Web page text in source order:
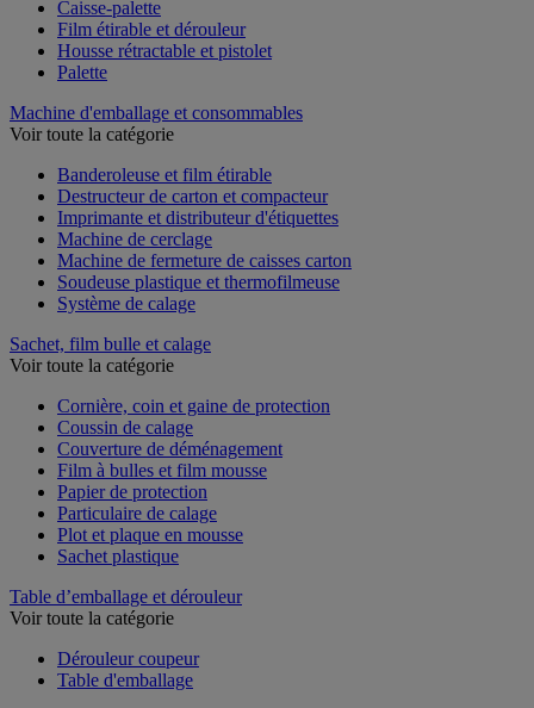
Caisse-palette
Film étirable et dérouleur
Housse rétractable et pistolet
Palette
Machine d'emballage et consommables
Voir toute la catégorie
Banderoleuse et film étirable
Destructeur de carton et compacteur
Imprimante et distributeur d'étiquettes
Machine de cerclage
Machine de fermeture de caisses carton
Soudeuse plastique et thermofilmeuse
Système de calage
Sachet, film bulle et calage
Voir toute la catégorie
Cornière, coin et gaine de protection
Coussin de calage
Couverture de déménagement
Film à bulles et film mousse
Papier de protection
Particulaire de calage
Plot et plaque en mousse
Sachet plastique
Table d’emballage et dérouleur
Voir toute la catégorie
Dérouleur coupeur
Table d'emballage